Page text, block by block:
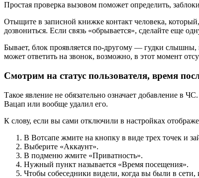
Простая проверка вызовом поможет определить,
Отыщите в записной книжке контакт человека,
дозвониться. Если связь «обрывается», сделайте еще
Бывает, блок проявляется по-другому — гудки слышны,
может ответить на звонок, возможно, в этот момент
Смотрим на статус пользователя, время
Такое явление не обязательно означает добавление в
Вацап или вообще удалил его.
К слову, если вы сами отключили в настройках
В Вотсапе жмите на кнопку в виде трех точек и
Выберите «Аккаунт».
В подменю жмите «Приватность».
Нужный пункт называется «Время посещения».
Чтобы собеседники видели, когда вы были в